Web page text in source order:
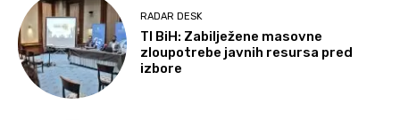
RADAR DESK
TI BiH: Zabilježene masovne
zloupotrebe javnih resursa pred
izbore